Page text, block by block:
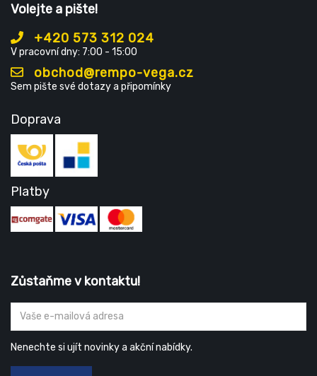
Volejte a pište!
+420 573 312 024
V pracovní dny: 7:00 - 15:00
obchod@rempo-vega.cz
Sem pište své dotazy a připomínky
Doprava
Platby
Zůstaňme v kontaktu!
Nenechte si ujít novinky a akční nabídky.